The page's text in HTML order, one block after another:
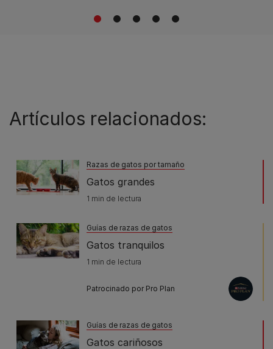
1 2 3 4 5
Artículos relacionados:
Razas de gatos por tamaño
Gatos grandes
1 min de lectura
Guías de razas de gatos
Gatos tranquilos
1 min de lectura
Patrocinado por Pro Plan
Guías de razas de gatos
Gatos cariñosos